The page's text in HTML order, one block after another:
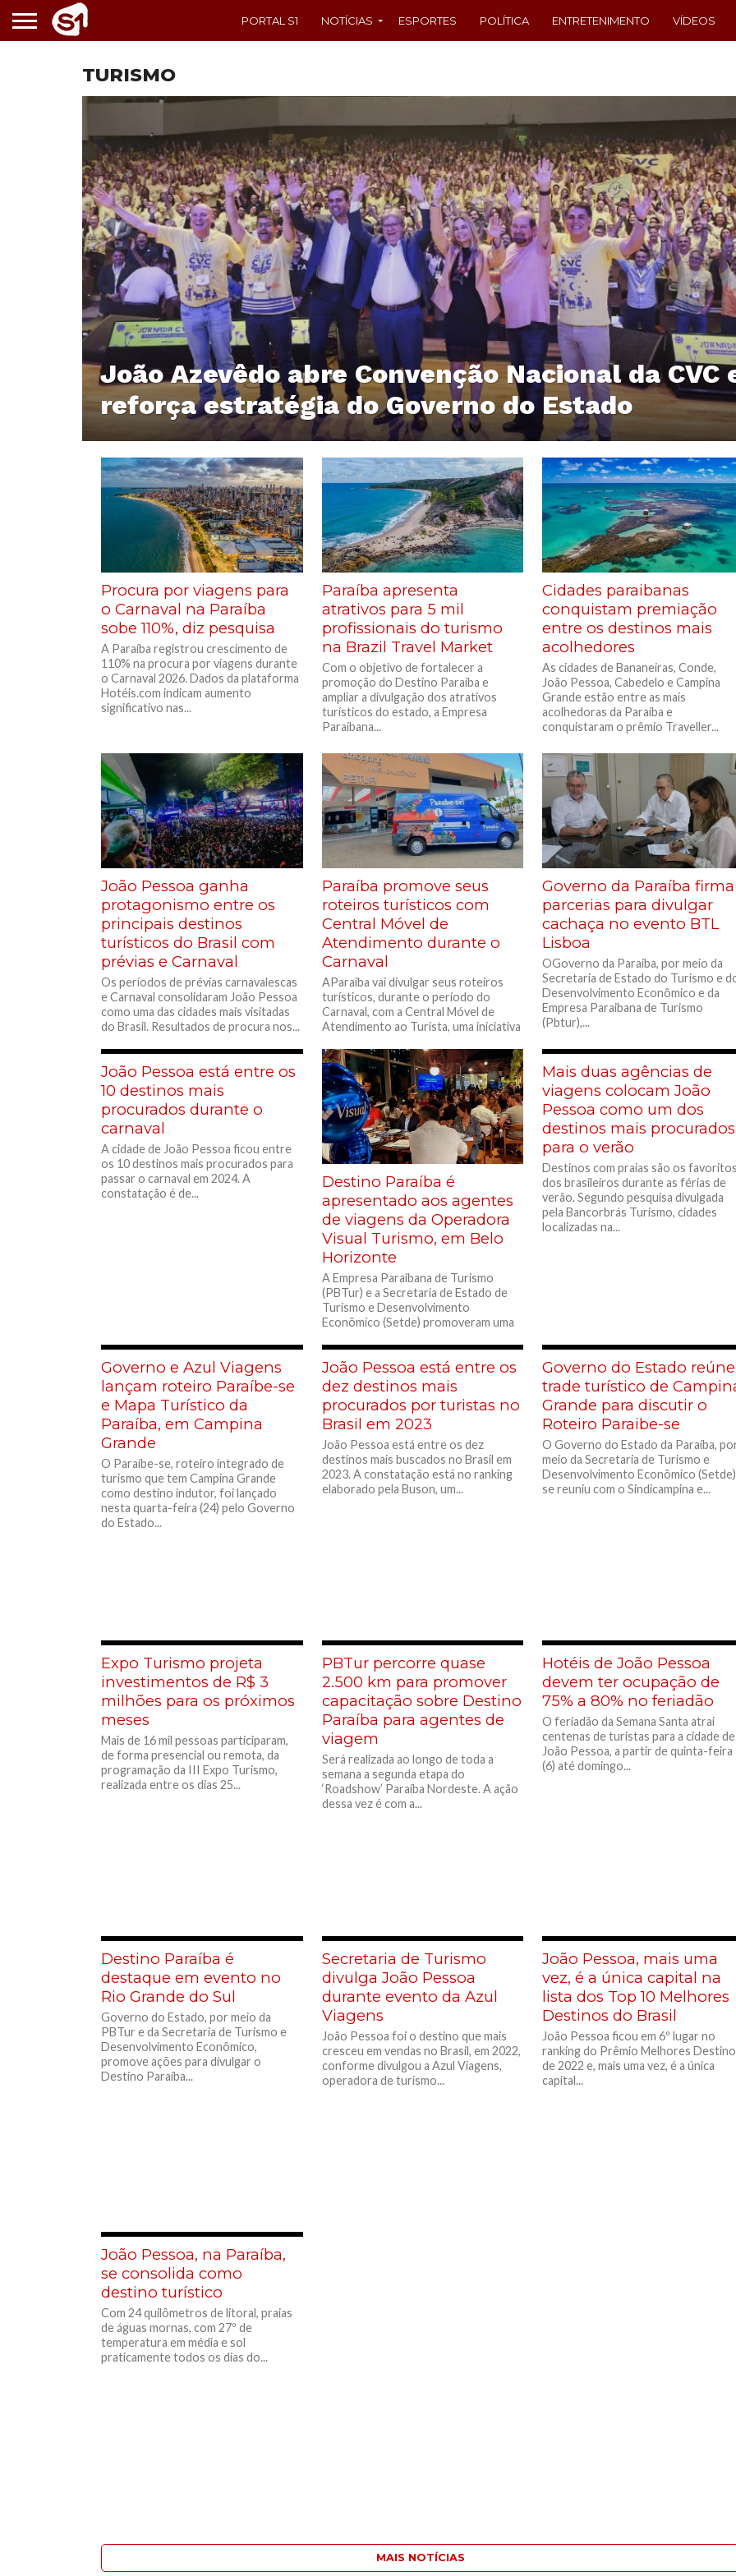
PORTAL S1 NOTÍCIAS ESPORTES POLÍTICA ENTRETENIMENTO VÍDEOS
TURISMO
João Azevêdo abre Convenção Nacional da CVC
reforça estratégia do Governo do Estado
Procura por viagens para
o Carnaval na Paraíba
sobe 110%, diz pesquisa
A Paraíba registrou crescimento de
110% na procura por viagens durante
o Carnaval 2026. Dados da plataforma
Hotéis.com indicam aumento
significativo nas...
Paraíba apresenta
atrativos para 5 mil
profissionais do turismo
na Brazil Travel Market
Com o objetivo de fortalecer a
promoção do Destino Paraíba e
ampliar a divulgação dos atrativos
turísticos do estado, a Empresa
Paraibana...
Cidades paraibanas
conquistam premiação
entre os destinos mais
acolhedores
As cidades de Bananeiras, Conde,
João Pessoa, Cabedelo e Campina
Grande estão entre as mais
acolhedoras da Paraíba e
conquistaram o prêmio Traveller...
João Pessoa ganha
protagonismo entre os
principais destinos
turísticos do Brasil com
prévias e Carnaval
Os períodos de prévias carnavalescas
e Carnaval consolidaram João Pessoa
como uma das cidades mais visitadas
do Brasil. Resultados de procura nos...
Paraíba promove seus
roteiros turísticos com
Central Móvel de
Atendimento durante o
Carnaval
AParaíba vai divulgar seus roteiros
turísticos, durante o período do
Carnaval, com a Central Móvel de
Atendimento ao Turista, uma iniciativa
Governo da Paraíba firma
parcerias para divulgar
cachaça no evento BTL
Lisboa
OGoverno da Paraíba, por meio da
Secretaria de Estado do Turismo e
Desenvolvimento Econômico e da
Empresa Paraibana de Turismo
(Pbtur),...
João Pessoa está entre os
10 destinos mais
procurados durante o
carnaval
A cidade de João Pessoa ficou entre
os 10 destinos mais procurados para
passar o carnaval em 2024. A
constatação é de...
Destino Paraíba é
apresentado aos agentes
de viagens da Operadora
Visual Turismo, em Belo
Horizonte
A Empresa Paraibana de Turismo
(PBTur) e a Secretaria de Estado de
Turismo e Desenvolvimento
Econômico (Setde) promoveram uma
Mais duas agências de
viagens colocam João
Pessoa como um dos
destinos mais procurados
para o verão
Destinos com praias são os
dos brasileiros durante as férias de
verão. Segundo pesquisa divulgada
pela Bancorbrás Turismo, cidades
localizadas na...
Governo e Azul Viagens
lançam roteiro Paraíbe-se
e Mapa Turístico da
Paraíba, em Campina
Grande
O Paraíbe-se, roteiro integrado de
turismo que tem Campina Grande
como destino indutor, foi lançado
nesta quarta-feira (24) pelo Governo
do Estado...
João Pessoa está entre os
dez destinos mais
procurados por turistas no
Brasil em 2023
João Pessoa está entre os dez
destinos mais buscados no Brasil em
2023. A constatação está no ranking
elaborado pela Buson, um...
Governo do Estado reúne
trade turístico de
Grande para discutir o
Roteiro Paraibe-se
O Governo do Estado da Paraíba,
meio da Secretaria de Turismo e
Desenvolvimento Econômico
se reuniu com o Sindicampina e...
Expo Turismo projeta
investimentos de R$ 3
milhões para os próximos
meses
Mais de 16 mil pessoas participaram,
de forma presencial ou remota, da
programação da III Expo Turismo,
realizada entre os dias 25...
PBTur percorre quase
2.500 km para promover
capacitação sobre Destino
Paraíba para agentes de
viagem
Será realizada ao longo de toda a
semana a segunda etapa do
‘Roadshow’ Paraíba Nordeste. A ação
dessa vez é com a...
Hotéis de João Pessoa
devem ter ocupação de
75% a 80% no feriadão
O feriadão da Semana Santa atrai
centenas de turistas para a cidade de
João Pessoa, a partir de quinta-feira
(6) até domingo...
Destino Paraíba é
destaque em evento no
Rio Grande do Sul
Governo do Estado, por meio da
PBTur e da Secretaria de Turismo e
Desenvolvimento Econômico,
promove ações para divulgar o
Destino Paraíba...
Secretaria de Turismo
divulga João Pessoa
durante evento da Azul
Viagens
João Pessoa foi o destino que mais
cresceu em vendas no Brasil, em 2022,
conforme divulgou a Azul Viagens,
operadora de turismo...
João Pessoa, mais uma
vez, é a única capital na
lista dos Top 10 Melhores
Destinos do Brasil
João Pessoa ficou em 6º lugar no
ranking do Prêmio Melhores
de 2022 e, mais uma vez, é a única
capital...
João Pessoa, na Paraíba,
se consolida como
destino turístico
Com 24 quilômetros de litoral, praias
de águas mornas, com 27º de
temperatura em média e sol
praticamente todos os dias do...
MAIS NOTÍCIAS